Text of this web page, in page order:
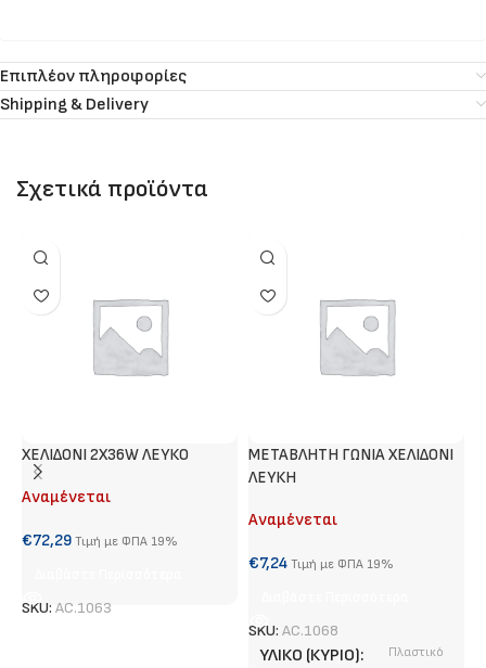
Επιπλέον πληροφορίες
Shipping & Delivery
Σχετικά προϊόντα
ΧΕΛΙΔΟΝΙ 2Χ36W ΛΕΥΚΟ
Αναμένεται
€72,29 Τιμή με ΦΠΑ 19%
SKU: AC.1063
METABΛΗΤΗ ΓΩΝΙΑ ΧΕΛΙΔΟΝΙ
ΛΕΥΚΗ
Αναμένεται
€7,24 Τιμή με ΦΠΑ 19%
SKU: AC.1068
ΥΛΙΚΌ (ΚΎΡΙΟ) Πλαστικό